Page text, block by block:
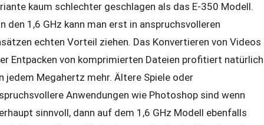
kaum schlechter geschlagen als das E-350 Modell.
den 1,6 GHz kann man erst in anspruchsvolleren
echten Vorteil ziehen. Das Konvertieren von Videos
Entpacken von komprimierten Dateien profitiert natürlich
jedem Megahertz mehr. Ältere Spiele oder
Anwendungen wie Photoshop sind wenn
sinnvoll, dann auf dem 1,6 GHz Modell ebenfalls